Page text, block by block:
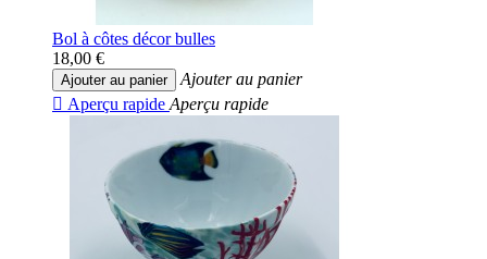
Bol à côtes décor bulles
18,00 €
Ajouter au panier
Ajouter au panier
 Aperçu rapide Aperçu rapide